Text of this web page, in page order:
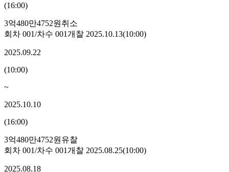
(16:00)
3억480만4752원 취소
회차 001/차수 001개찰 2025.10.13(10:00)
2025.09.22
(10:00)
~
2025.10.10
(16:00)
3억480만4752원 유찰
회차 001/차수 001개찰 2025.08.25(10:00)
2025.08.18